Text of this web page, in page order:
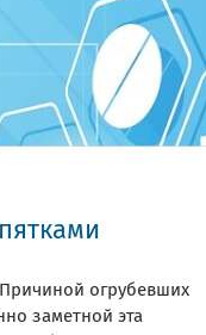
огрубевших
заметной эта